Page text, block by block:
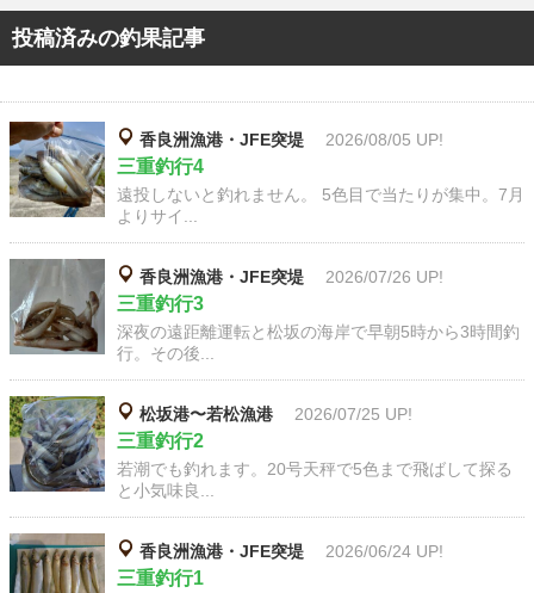
投稿済みの釣果記事
香良洲漁港・JFE突堤 2026/08/05 UP!
三重釣行4
遠投しないと釣れません。 5色目で当たりが集中。7月
よりサイ...
香良洲漁港・JFE突堤 2026/07/26 UP!
三重釣行3
深夜の遠距離運転と松坂の海岸で早朝5時から3時間釣
行。その後...
松坂港〜若松漁港 2026/07/25 UP!
三重釣行2
若潮でも釣れます。20号天秤で5色まで飛ばして探る
と小気味良...
香良洲漁港・JFE突堤 2026/06/24 UP!
三重釣行1